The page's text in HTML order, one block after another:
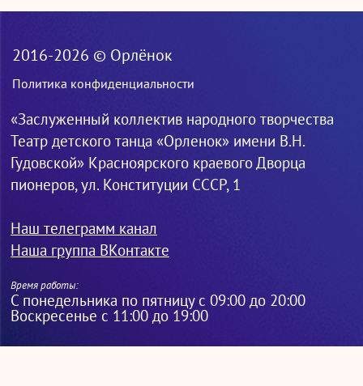
2016-2026 © Орлёнок
Политика конфиденциальности
«Заслуженный коллектив народного творчества
Театр детского танца «Орленок» имени В.Н.
Гудовской» Красноярского краевого Дворца
пионеров, ул. Конституции СССР, 1
Наш телеграмм канал
Наша группа ВКонтакте
Время работы:
С понедельника по пятницу с 09:00 до 20:00
Воскресенье с 11:00 до 19:00